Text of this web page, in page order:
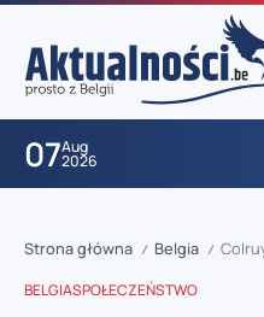
07Aug
2026
Strona główna / Belgia / Colruyt stawia na
BELGIASPOŁECZEŃSTWO